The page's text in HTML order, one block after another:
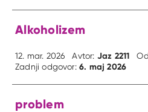
Alkoholizem
12. mar. 2026 Avtor: Jaz 2211
Zadnji odgovor:6. maj 2026
problem